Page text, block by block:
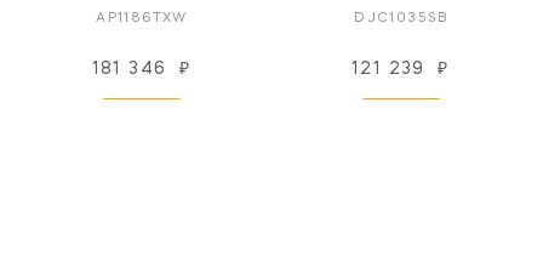
AP1186TXW
181 346 ₽
DJC1035SB
121 239 ₽